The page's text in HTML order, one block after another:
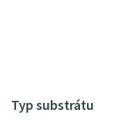
Typ substrátu